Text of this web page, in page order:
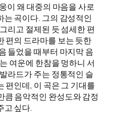
이 왜 대중의 마음을 사로
곡이다. 그의 감성적인
리고 절제된 듯 섬세한 편
편의 드라마를 보는 듯한
들었을 때부터 마지막 음
여운에 한참을 멍하니 서
라드가 주는 정통적인 슬
편인데, 이 곡은 그 기대를
큼 음악적인 완성도와 감정
고 싶다.